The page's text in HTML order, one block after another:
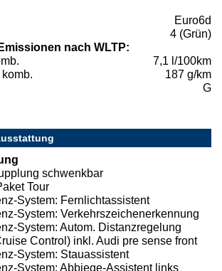
Euro6d
4 (Grün)
nach WLTP:
7,1 l/100km
187 g/km
G
schwenkbar
Tour
System: Fernlichtassistent
System: Verkehrszeichenerkennung
System: Autom. Distanzregelung
Control) inkl. Audi pre sense front
System: Stauassistent
System: Abbiege-Assistent links